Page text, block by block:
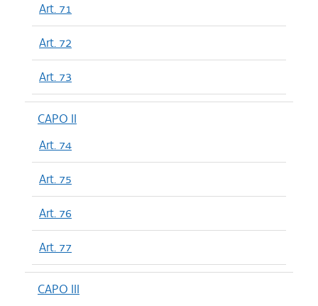
Art. 71
Art. 72
Art. 73
CAPO II
Art. 74
Art. 75
Art. 76
Art. 77
CAPO III